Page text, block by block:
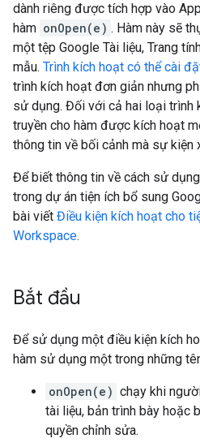
dành riêng được tích hợp vào
hàm onOpen(e) . Hàm này sẽ
một tệp Google Tài liệu, Trang
mẫu. Trình kích hoạt có thể cài
trình kích hoạt đơn giản nhưng
sử dụng. Đối với cả hai loại trình
truyền cho hàm được kích hoạt
thông tin về bối cảnh mà sự kiện
Để biết thông tin về cách sử
trong dự án tiện ích bổ sung
bài viết Điều kiện kích hoạt cho
Workspace.
Bắt đầu
Để sử dụng một điều kiện kích
hàm sử dụng một trong những
onOpen(e) chạy khi
tài liệu, bản trình bày hoặc
quyền chỉnh sửa.